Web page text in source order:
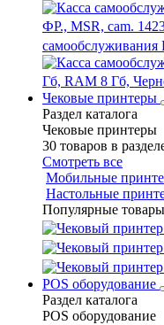
ФР., MSR, cam.
самообслуживания
Гб, RAM 8 Гб,
Чековые принтеры
Раздел каталога
Чековые принтеры
30 товаров в
Смотреть все
Мобильные
Настольные
Популярные товары
POS оборудование
Раздел каталога
POS оборудование